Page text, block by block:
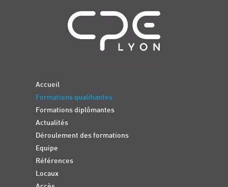
Accueil
Formations qualifiantes
Formations diplômantes
Actualités
Déroulement des formations
Equipe
Références
Locaux